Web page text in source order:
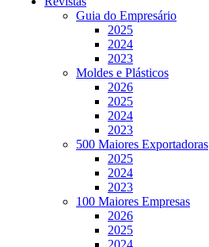
Guia do Empresário
2025
2024
2023
Moldes e Plásticos
2026
2025
2024
2023
500 Maiores Exportadoras
2025
2024
2023
100 Maiores Empresas
2026
2025
2024